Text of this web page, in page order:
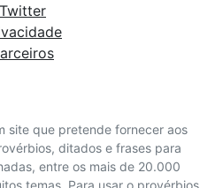
site que pretende fornecer aos
ditados e frases para
entre os mais de 20.000
temas. Para usar o provérbios
Twitter